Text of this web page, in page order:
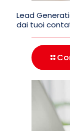
Lead
dai tuoi